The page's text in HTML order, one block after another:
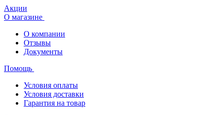
Акции
О магазине
О компании
Отзывы
Документы
Помощь
Условия оплаты
Условия доставки
Гарантия на товар